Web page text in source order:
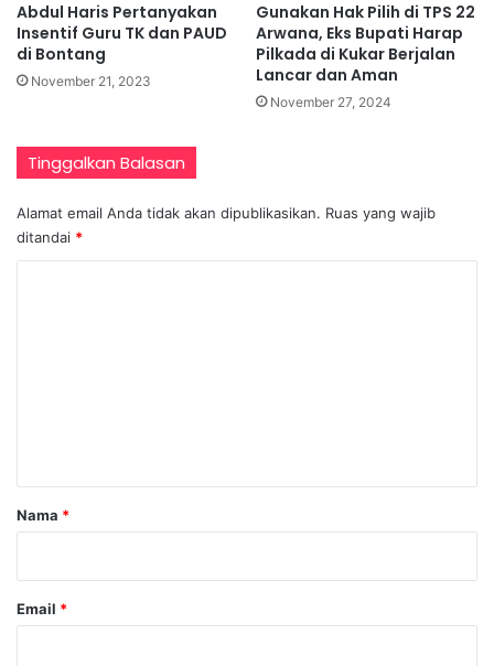
Abdul Haris Pertanyakan
Insentif Guru TK dan PAUD
di Bontang
November 21, 2023
Gunakan Hak Pilih di TPS 22
Arwana, Eks Bupati Harap
Pilkada di Kukar Berjalan
Lancar dan Aman
November 27, 2024
Tinggalkan Balasan
Alamat email Anda tidak akan dipublikasikan. Ruas yang wajib
ditandai *
r
Nama *
Email *